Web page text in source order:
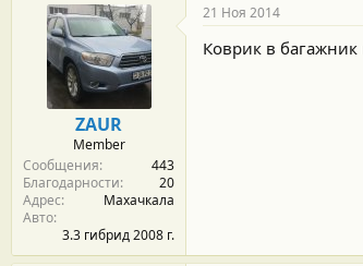
ZAUR
Member
Сообщения
443
Благодарности
20
Адрес
Махачкала
Авто
3.3 гибрид 2008 г.
21 Ноя 2014
Коврик в багажник